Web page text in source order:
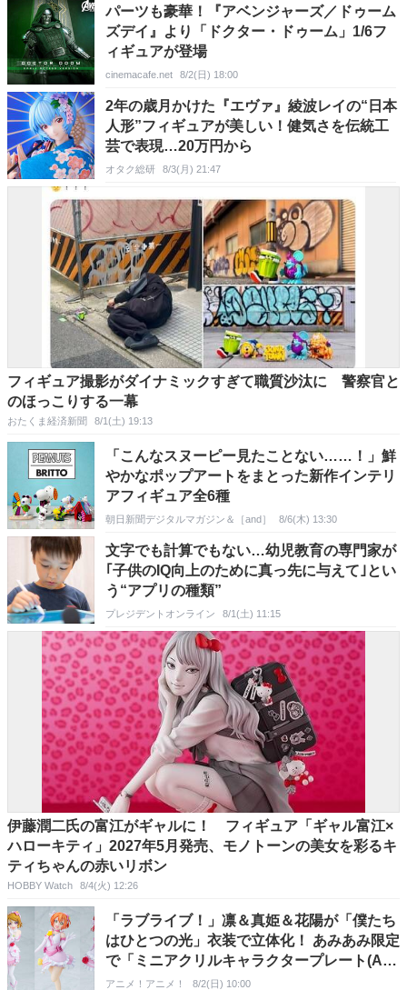
パーツも豪華！『アベンジャーズ／ドゥーム
ズデイ』より「ドクター・ドゥーム」1/6フ
ィギュアが登場
cinemacafe.net 8/2(日) 18:00
2年の歳月かけた『エヴァ』綾波レイの“日本
人形”フィギュアが美しい！健気さを伝統工
芸で表現…20万円から
オタク総研 8/3(月) 21:47
フィギュア撮影がダイナミックすぎて職質沙汰に 警察官と
のほっこりする一幕
おたくま経済新聞 8/1(土) 19:13
「こんなスヌーピー見たことない……！」鮮
やかなポップアートをまとった新作インテリ
アフィギュア全6種
朝日新聞デジタルマガジン＆［and］ 8/6(木) 13:30
文字でも計算でもない…幼児教育の専門家が
｢子供のIQ向上のために真っ先に与えて｣とい
う“アプリの種類”
プレジデントオンライン 8/1(土) 11:15
伊藤潤二氏の富江がギャルに！ フィギュア「ギャル富江×
ハローキティ」2027年5月発売、モノトーンの美女を彩るキ
ティちゃんの赤いリボン
HOBBY Watch 8/4(火) 12:26
「ラブライブ！」凛＆真姫＆花陽が「僕たち
はひとつの光」衣装で立体化！ あみあみ限定
で「ミニアクリルキャラクタープレート(A6
サイズ)」が付属
アニメ！アニメ！ 8/2(日) 10:00